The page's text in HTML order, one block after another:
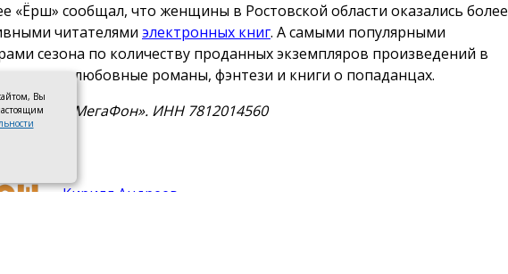
«Ёрш» сообщал, что женщины в Ростовской области оказались более
читателями электронных книг. А самыми популярными
сезона по количеству проданных экземпляров произведений в
стали любовные романы, фэнтези и книги о попаданцах.
ПАО «МегаФон». ИНН 7812014560
Кирилл Андреев
Вы